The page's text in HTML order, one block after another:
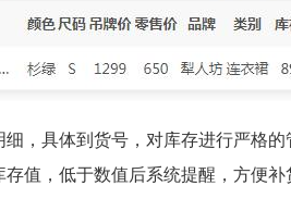
，具体到货号，对库存进行严格
值，低于数值后系统提醒，方便